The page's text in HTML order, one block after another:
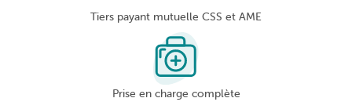
Tiers payant mutuelle CSS et AME
Prise en charge complète